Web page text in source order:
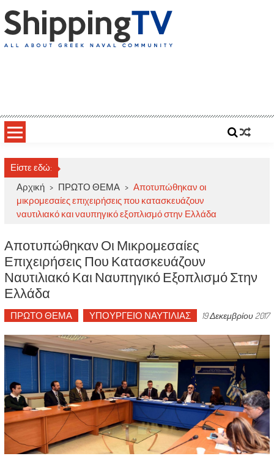
to
content
Είστε εδώ:
Αρχική > ΠΡΩΤΟ ΘΕΜΑ > Αποτυπώθηκαν οι
μικρομεσαίες επιχειρήσεις που κατασκευάζουν
ναυτιλιακό και ναυπηγικό εξοπλισμό στην Ελλάδα
Αποτυπώθηκαν Οι Μικρομεσαίες
Επιχειρήσεις Που Κατασκευάζουν
Ναυτιλιακό Και Ναυπηγικό Εξοπλισμό Στην
Ελλάδα
ΠΡΩΤΟ ΘΕΜΑ ΥΠΟΥΡΓΕΙΟ ΝΑΥΤΙΛΙΑΣ 19 Δεκεμβρίου 2017